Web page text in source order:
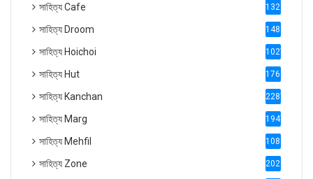
সাহিত্য Cafe 1321
সাহিত্য Droom 1488
সাহিত্য Hoichoi 1027
সাহিত্য Hut 1769
সাহিত্য Kanchan 2287
সাহিত্য Marg 1947
সাহিত্য Mehfil 1088
সাহিত্য Zone 2028